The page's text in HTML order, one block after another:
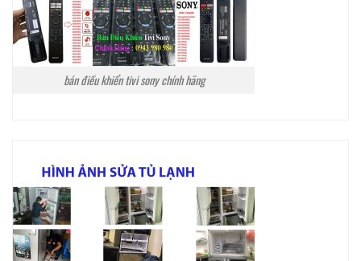
bán điều khiển tivi sony chính hãng